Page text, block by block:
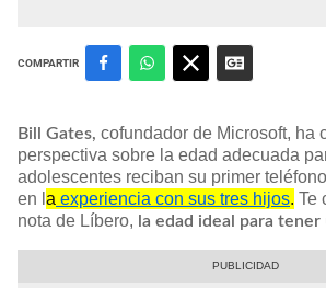
COMPARTIR
​Bill Gates, cofundador de Microsoft, ha
perspectiva sobre la edad adecuada
adolescentes reciban su primer
en la experiencia con sus tres hijos.​ Te
nota de Líbero, la edad ideal para tener